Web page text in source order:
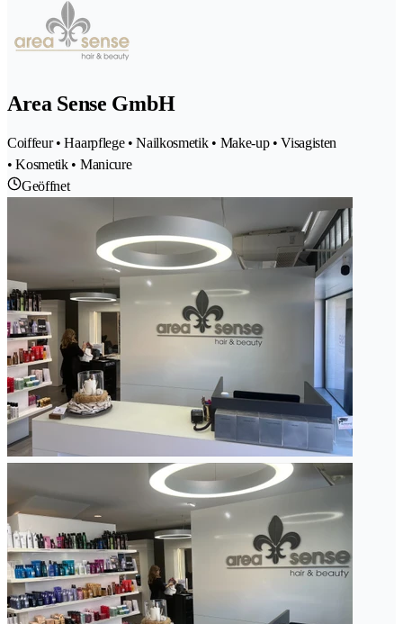
Area Sense GmbH
Coiffeur • Haarpflege • Nailkosmetik • Make-up • Visagisten
• Kosmetik • Manicure
Geöffnet